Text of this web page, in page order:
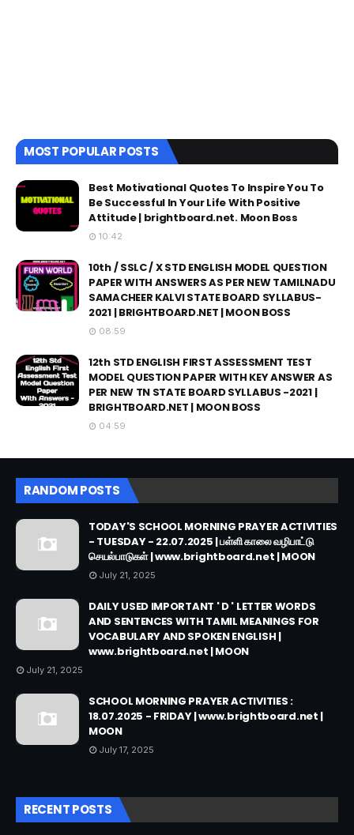
MOST POPULAR POSTS
Best Motivational Quotes To Inspire You To
Be Successful In Your Life With Positive
Attitude | brightboard.net. Moon Boss
10:42
10th / SSLC / X STD ENGLISH MODEL QUESTION
PAPER WITH ANSWERS AS PER NEW TAMILNADU
SAMACHEER KALVI STATE BOARD SYLLABUS-
2021 | BRIGHTBOARD.NET | MOON BOSS
08:59
12th STD ENGLISH FIRST ASSESSMENT TEST
MODEL QUESTION PAPER WITH KEY ANSWER AS
PER NEW TN STATE BOARD SYLLABUS -2021 |
BRIGHTBOARD.NET | MOON BOSS
04:59
RANDOM POSTS
TODAY'S SCHOOL MORNING PRAYER ACTIVITIES
- TUESDAY - 22.07.2025 | பள்ளி காலை வழிபாட்டு
செயல்பாடுகள் | www.brightboard.net | MOON
July 21, 2025
DAILY USED IMPORTANT ' D ' LETTER WORDS
AND SENTENCES WITH TAMIL MEANINGS FOR
VOCABULARY AND SPOKEN ENGLISH |
www.brightboard.net | MOON
July 21, 2025
SCHOOL MORNING PRAYER ACTIVITIES :
18.07.2025 - FRIDAY | www.brightboard.net |
MOON
July 17, 2025
RECENT POSTS